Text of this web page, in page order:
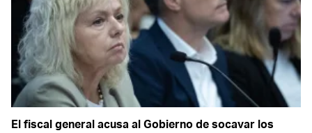
El fiscal general acusa al Gobierno de socavar los